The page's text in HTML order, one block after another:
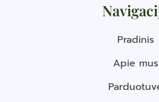
Pradinis
Apie mus